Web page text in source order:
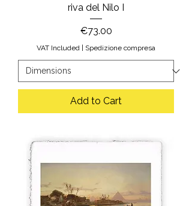
riva del Nilo I
Price
€73.00
VAT Included Spedizione compresa
Add to Cart